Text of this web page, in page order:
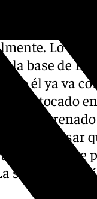
“Vuelves a
que lo
Lo de
la base de
pero él ya va
muy tocado
error pensar
de